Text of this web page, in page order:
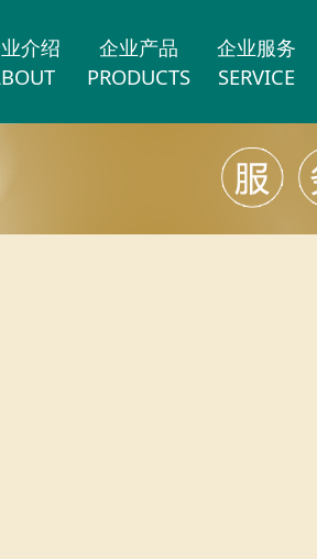
介绍
企业产品
PRODUCTS
企业服务
SERVICE